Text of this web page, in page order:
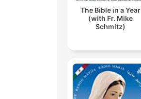
The Bible in a Year
(with Fr. Mike
Schmitz)